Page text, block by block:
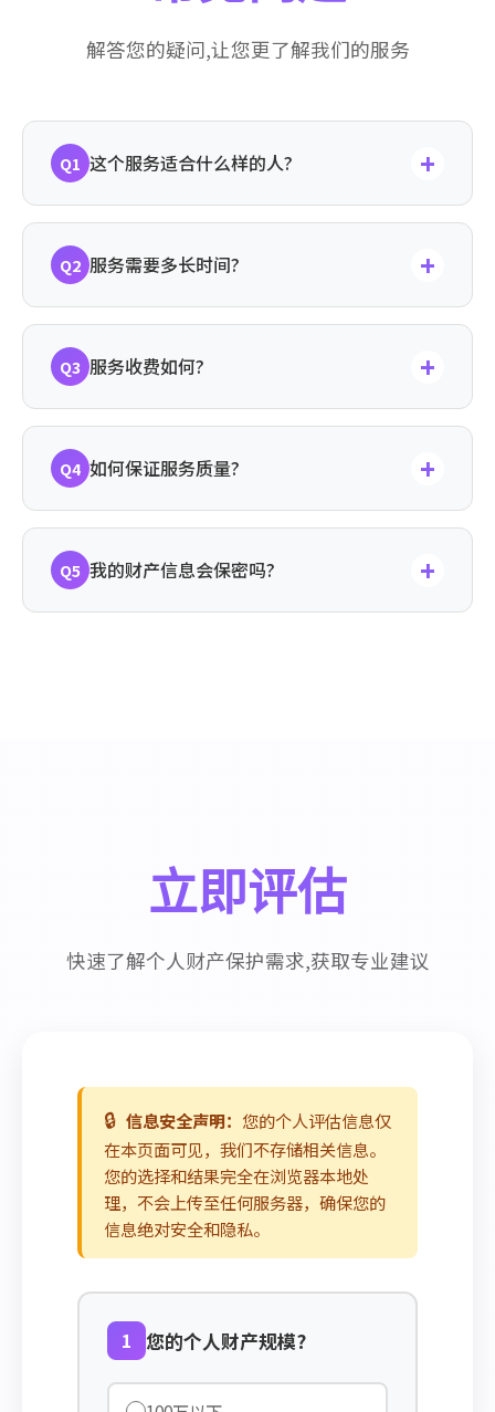
解答您的疑问,让您更了解我们的服务
Q1 这个服务适合什么样的人? +
民,包括即将结婚的年轻人、有资产隔离需
求的人士、投资理财较多的人士。我们会根
议。
Q2 服务需要多长时间? +
馈。复杂项目根据具体情况确定服务周期,
财产梳理和风险评估通常需要3-5天,方案设
我们会提前与您沟通时间安排。
Q3 服务收费如何? +
费标准。单项咨询服务按次计费,财产保护
项目根据财产规模和复杂程度定价,具体请
预防的成本仅为10%-20%。
Q4 如何保证服务质量? +
持密切沟通,确保方案符合您的实际需求及
法律规范。
Q5 我的财产信息会保密吗? +
立即评估
快速了解个人财产保护需求,获取专业建议
🔒 信息安全声明： 您的个人评估信息仅
在本页面可见，我们不存储相关信息。
您的选择和结果完全在浏览器本地处
理，不会上传至任何服务器，确保您的
信息绝对安全和隐私。
1 您的个人财产规模?